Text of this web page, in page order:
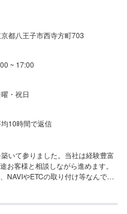
、楽しみの一部でもある車。お客
でありたいと考えています。カス
な仲間たちが集まり、楽しめるス
都八王子市西寺方町703
~ 17:00
曜・祝日
10時間で返信
いて参りました。当社は経験豊富
お客様と相談しながら進めます。
NAVIやETCの取り付け等なんでも
心よりのご来店お待ちいたしてお